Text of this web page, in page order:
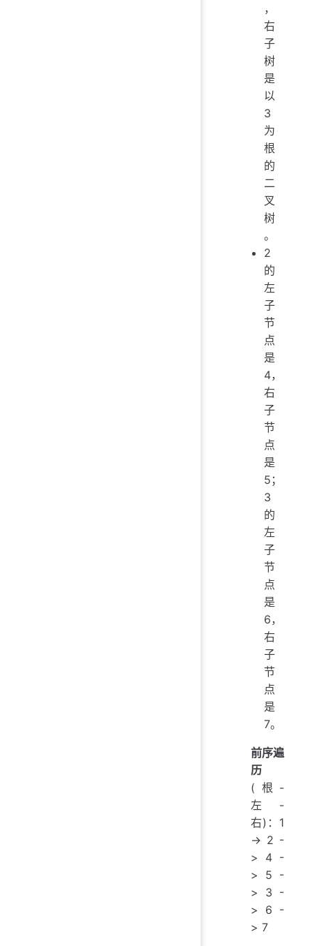
，
右
子
树
是
以
3
为
根
的
二
叉
树
。
2
的
左
子
节
点
是
4，
右
子
节
点
是
5；
3
的
左
子
节
点
是
6，
右
子
节
点
是
7。
前序遍
历
(根-
左-
右)：1
-> 2 -
> 4 -
> 5 -
> 3 -
> 6 -
> 7